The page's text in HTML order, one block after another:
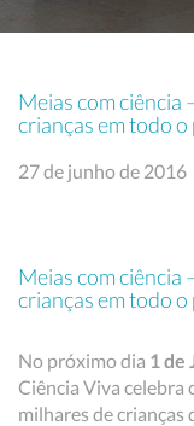
Meias com ciência
crianças em todo o
27 de junho de 2016
Meias com ciência
crianças em todo o
No próximo dia 1 de
Ciência Viva celebra
milhares de crianças